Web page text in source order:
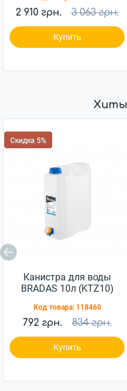
2 910 грн. 3 063 грн.
Купить
Скидка 5%
Канистра для воды
BRADAS 10л (KTZ10)
Код товара: 118460
792 грн. 834 грн.
Купить